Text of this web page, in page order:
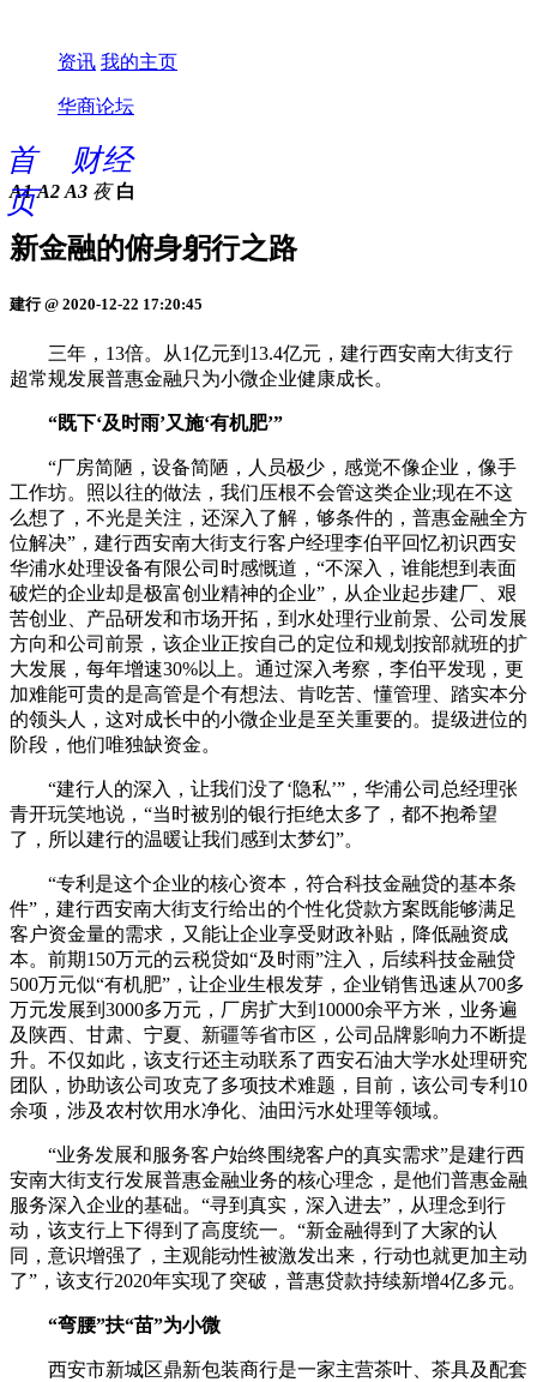
资讯 我的主页
华商论坛
首
页
财经
A1 A2 A3 夜 白
新金融的俯身躬行之路
建行 @ 2020-12-22 17:20:45
三年，13倍。从1亿元到13.4亿元，建行西安南大街支行
超常规发展普惠金融只为小微企业健康成长。
“既下‘及时雨’又施‘有机肥’”
“厂房简陋，设备简陋，人员极少，感觉不像企业，像手
工作坊。照以往的做法，我们压根不会管这类企业;现在不这
么想了，不光是关注，还深入了解，够条件的，普惠金融全方
位解决”，建行西安南大街支行客户经理李伯平回忆初识西安
华浦水处理设备有限公司时感慨道，“不深入，谁能想到表面
破烂的企业却是极富创业精神的企业”，从企业起步建厂、艰
苦创业、产品研发和市场开拓，到水处理行业前景、公司发展
方向和公司前景，该企业正按自己的定位和规划按部就班的扩
大发展，每年增速30%以上。通过深入考察，李伯平发现，更
加难能可贵的是高管是个有想法、肯吃苦、懂管理、踏实本分
的领头人，这对成长中的小微企业是至关重要的。提级进位的
阶段，他们唯独缺资金。
“建行人的深入，让我们没了‘隐私’”，华浦公司总经理张
青开玩笑地说，“当时被别的银行拒绝太多了，都不抱希望
了，所以建行的温暖让我们感到太梦幻”。
“专利是这个企业的核心资本，符合科技金融贷的基本条
件”，建行西安南大街支行给出的个性化贷款方案既能够满足
客户资金量的需求，又能让企业享受财政补贴，降低融资成
本。前期150万元的云税贷如“及时雨”注入，后续科技金融贷
500万元似“有机肥”，让企业生根发芽，企业销售迅速从700多
万元发展到3000多万元，厂房扩大到10000余平方米，业务遍
及陕西、甘肃、宁夏、新疆等省市区，公司品牌影响力不断提
升。不仅如此，该支行还主动联系了西安石油大学水处理研究
团队，协助该公司攻克了多项技术难题，目前，该公司专利10
余项，涉及农村饮用水净化、油田污水处理等领域。
“业务发展和服务客户始终围绕客户的真实需求”是建行西
安南大街支行发展普惠金融业务的核心理念，是他们普惠金融
服务深入企业的基础。“寻到真实，深入进去”，从理念到行
动，该支行上下得到了高度统一。“新金融得到了大家的认
同，意识增强了，主观能动性被激发出来，行动也就更加主动
了”，该支行2020年实现了突破，普惠贷款持续新增4亿多元。
“弯腰”扶“苗”为小微
西安市新城区鼎新包装商行是一家主营茶叶、茶具及配套